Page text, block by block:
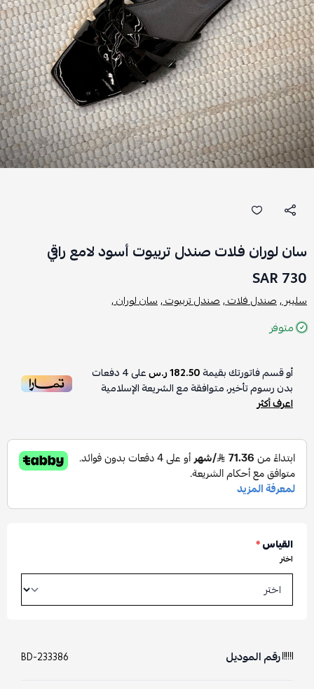
سان لوران فلات صندل تربيوت أسود لامع راقي
730 SAR
سليبر ,صندل فلات ,صندل تربيوت ,سان لوران ,
متوفر
أو قسم فاتورتك بقيمة182.50 ر.س على4دفعات
بدون رسوم تأخير، متوافقة مع الشريعة الإسلامية
اعرف أكثر
القياس*
اختر
رقم الموديل BD-233386